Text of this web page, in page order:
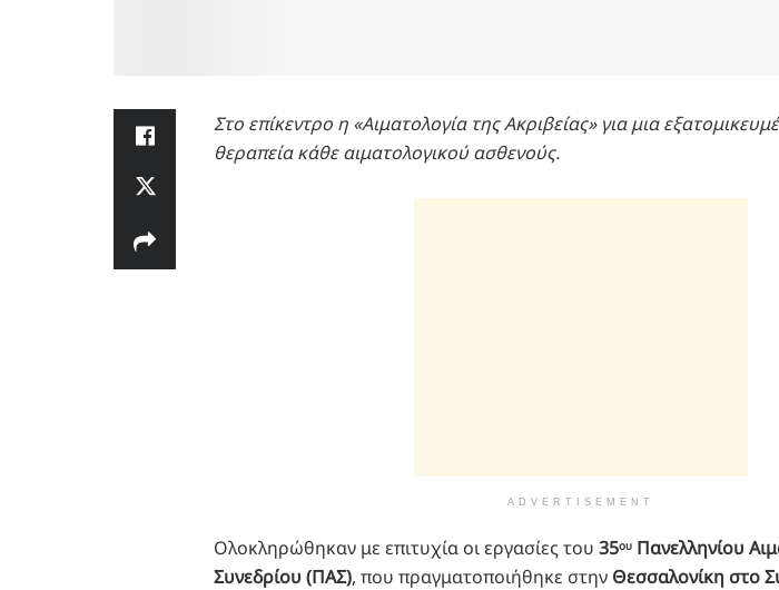
Στο επίκεντρο η «Αιματολογία της Ακριβείας» για μια
θεραπεία κάθε αιματολογικού ασθενούς.
ADVERTISEMENT
Ολοκληρώθηκαν με επιτυχία οι εργασίες του 35ου Πανελληνίου
Συνεδρίου (ΠΑΣ), που πραγματοποιήθηκε στην Θεσσαλονίκη στο